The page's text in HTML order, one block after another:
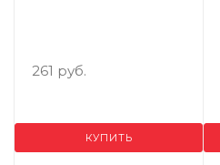
261 руб.
КУПИТЬ